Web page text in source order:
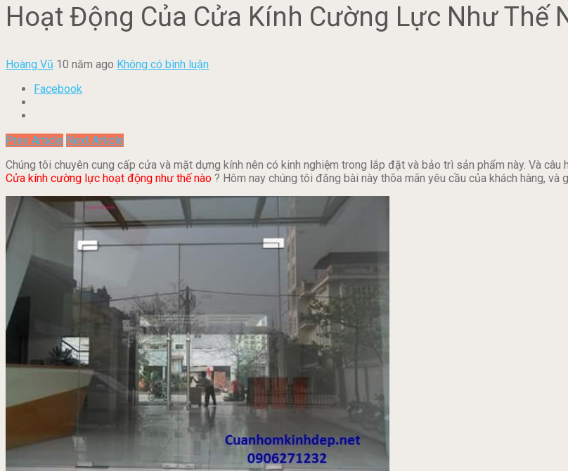
Hoạt Động Của Cửa Kính Cường Lực Như Thế
Hoàng Vũ 10 năm ago Không có bình luận
Facebook
Prev Article Next Article
Chúng tôi chuyên cung cấp cửa và mặt dựng kính nên có kinh nghiệm trong lắp đặt và bảo trì sản phẩm này. Và
Cửa kính cường lực hoạt động như thế nào ? Hôm nay chúng tôi đăng bài này thõa mãn yêu cầu của khách hàng, và